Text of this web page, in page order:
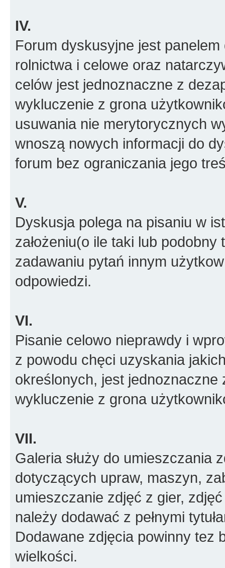
IV.
Forum dyskusyjne jest
rolnictwa i celowe oraz
celów jest jednoznaczne z
wykluczenie z grona
usuwania nie merytorycznych
wnoszą nowych informacji do
forum bez ograniczania jego
V.
Dyskusja polega na pisaniu w
założeniu(o ile taki lub
zadawaniu pytań innym
odpowiedzi.
VI.
Pisanie celowo nieprawdy i
z powodu chęci uzyskania
określonych, jest
wykluczenie z grona
VII.
Galeria służy do umieszczania
dotyczących upraw, maszyn,
umieszczanie zdjęć z gier,
należy dodawać z pełnymi
Dodawane zdjęcia powinny tez
wielkości.